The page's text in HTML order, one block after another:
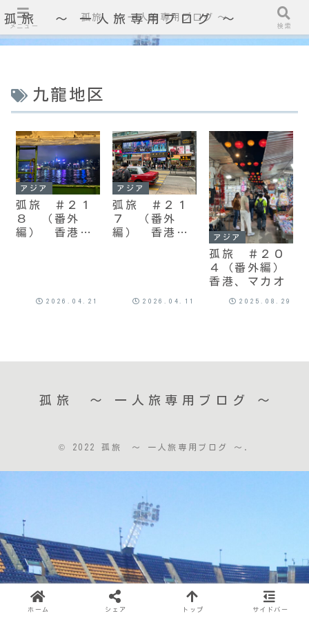
孤旅 〜 一人旅専用ブログ ～
九龍地区
アジア
弧旅 ＃２１
８ （番外
編） 香港、
2026.04.21
アジア
弧旅 ＃２１
７ （番外
編） 香港、
2026.04.11
アジア
孤旅 ＃２０
４（番外編）
香港、マカオ
2025.08.29
孤旅 〜 一人旅専用ブログ ～
© 2022 孤旅 〜 一人旅専用ブログ ～.
メニュー
孤旅 〜 一人旅専用ブログ ～
検索
ホーム シェア トップ サイドバー